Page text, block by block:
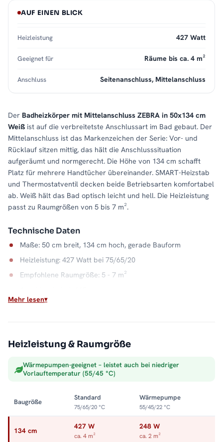
Der Badheizkörper mit Mittelanschluss ZEBRA in 50x134 cm
Weiß ist auf die verbreitetste Anschlussart im Bad gebaut. Der
Mittelanschluss ist das Markenzeichen der Serie: Vor- und
Rücklauf sitzen mittig, das hält die Anschlusssituation
aufgeräumt und normgerecht. Die Höhe von 134 cm schafft
Platz für mehrere Handtücher übereinander. SMART-Heizstab
und Thermostatventil decken beide Betriebsarten komfortabel
ab. Weiß hält das Bad optisch leicht und hell. Die Heizleistung
passt zu Raumgrößen von 5 bis 7 m².
Technische Daten
Maße: 50 cm breit, 134 cm hoch, gerade Bauform
Heizleistung: 427 Watt bei 75/65/20
Empfohlene Raumgröße: 5 - 7 m²
Material: Stahl, Farbe Weiß
Wandabstand: 8,1 - 9,4 cm
Max. Betriebsdruck: 5 bar
Das Thermostatventil regelt den Warmwasserbetrieb, der
Heizstab übernimmt außerhalb der Heizsaison. Flexibler lässt
sich Badwärme nicht organisieren. Alle Größen und
Ausstattungen finden Sie in der KategorieMischbetrieb-
AUF EINEN BLICK
Heizleistung 427 Watt
Geeignet für Räume bis ca. 4 m²
Anschluss Seitenanschluss, Mittelanschluss
Mehr lesen
Heizleistung & Raumgröße
Wärmepumpen-geeignet – leistet auch bei niedriger
Vorlauftemperatur (55/45 °C)
Baugröße
Standard
75/65/20 °C
Wärmepumpe
55/45/22 °C
134 cm 427 W
ca. 4 m²
248 W
ca. 2 m²